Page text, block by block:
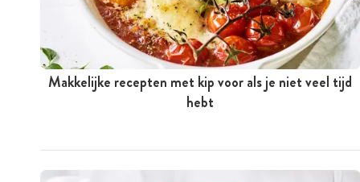
Makkelijke recepten met kip voor als je niet veel tijd
hebt